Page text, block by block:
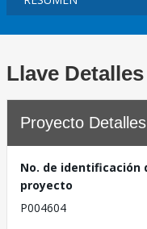
Llave Detalles
Proyecto Detalles
No. de identificación
proyecto
P004604